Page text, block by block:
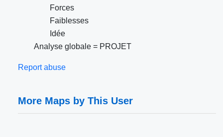
Forces
Faiblesses
Idée
Analyse globale = PROJET
Report abuse
More Maps by This User